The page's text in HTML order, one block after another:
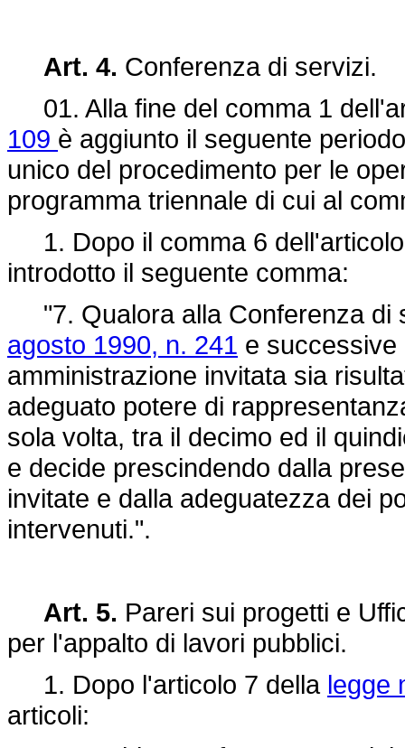
Art. 4. Conferenza di servizi.
01. Alla fine del comma 1
109 è aggiunto il seguente
unico del procedimento per le
programma triennale di cui al
1. Dopo il comma 6
introdotto il seguente comma:
"7. Qualora alla Conferenza di
agosto 1990, n. 241 e successive
amministrazione invitata sia
adeguato potere di
sola volta, tra il decimo ed il
e decide prescindendo dalla
invitate e dalla adeguatezza dei
intervenuti.".
Art. 5. Pareri sui progetti e
per l'appalto di lavori pubblici.
1. Dopo l'articolo 7 della legge
articoli: